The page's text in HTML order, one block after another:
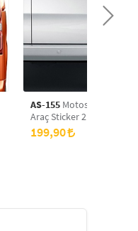
AS-155 Motosikleti Fark
Araç Sticker 21x29 cm,
Sticker, Araba Sticker
199,90